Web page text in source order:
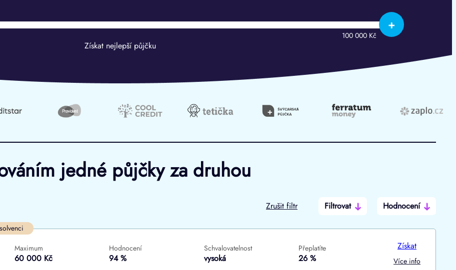
+
100 000 Kč
Získat nejlepší půjčku
jedné půjčky za druhou
Zrušit filtr Filtrovat
Hodnocení
Maximum
60 000 Kč
Hodnocení
94 %
Schvalovatelnost
vysoká
Přeplatíte
26 %
Získat
Více info